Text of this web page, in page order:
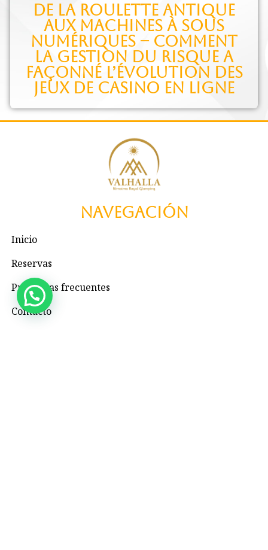
De la roulette antique
aux machines à sous
numériques – comment
la gestion du risque a
façonné l’évolution des
jeux de casino en ligne
Navegación
Inicio
Reservas
Preguntas frecuentes
Contacto